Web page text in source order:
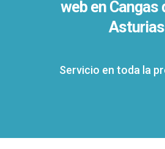
web en Cangas
Asturias
Servicio en toda la